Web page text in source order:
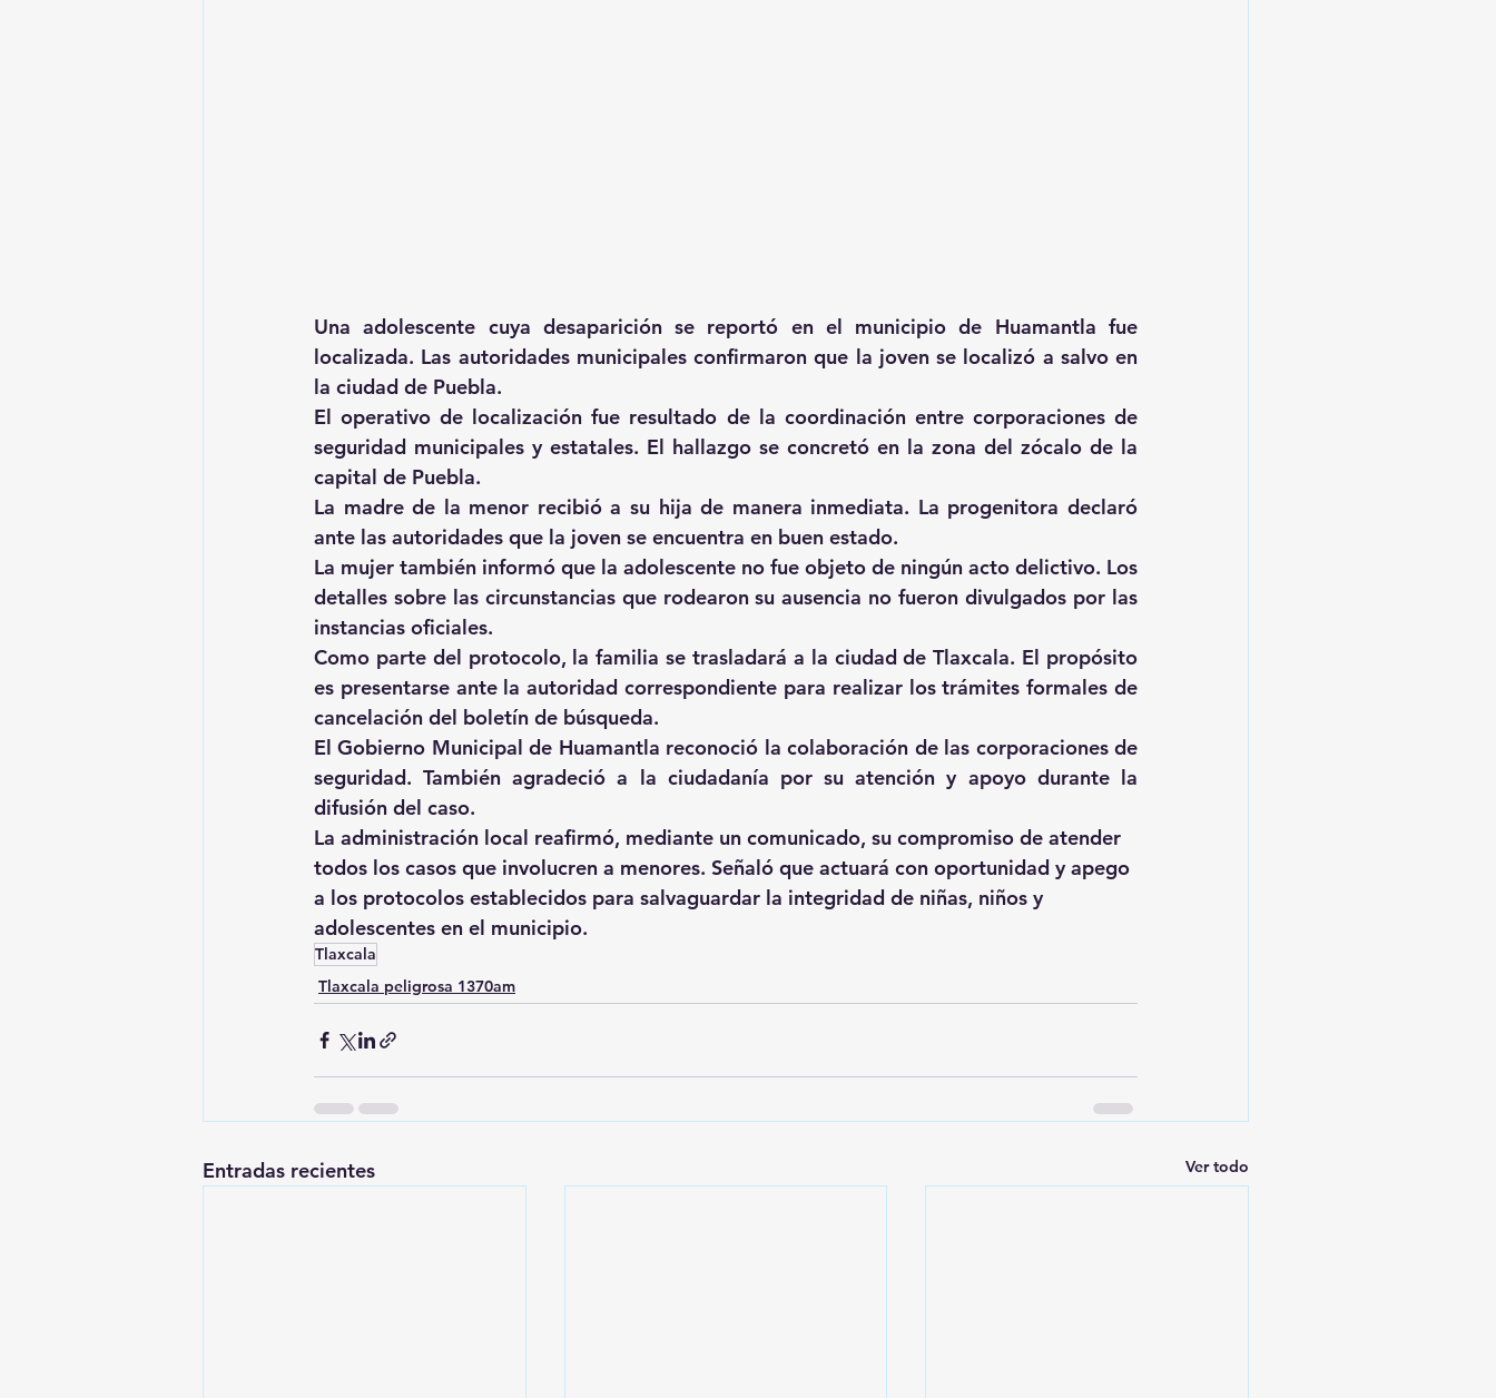
Una adolescente cuya desaparición se reportó en el municipio de Huamantla fue
localizada. Las autoridades municipales confirmaron que la joven se localizó a salvo en
la ciudad de Puebla.
El operativo de localización fue resultado de la coordinación entre corporaciones de
seguridad municipales y estatales. El hallazgo se concretó en la zona del zócalo de la
capital de Puebla.
La madre de la menor recibió a su hija de manera inmediata. La progenitora declaró
ante las autoridades que la joven se encuentra en buen estado.
La mujer también informó que la adolescente no fue objeto de ningún acto delictivo. Los
detalles sobre las circunstancias que rodearon su ausencia no fueron divulgados por las
instancias oficiales.
Como parte del protocolo, la familia se trasladará a la ciudad de Tlaxcala. El propósito
es presentarse ante la autoridad correspondiente para realizar los trámites formales de
cancelación del boletín de búsqueda.
El Gobierno Municipal de Huamantla reconoció la colaboración de las corporaciones de
seguridad. También agradeció a la ciudadanía por su atención y apoyo durante la
difusión del caso.
La administración local reafirmó, mediante un comunicado, su compromiso de atender
todos los casos que involucren a menores. Señaló que actuará con oportunidad y apego
a los protocolos establecidos para salvaguardar la integridad de niñas, niños y
adolescentes en el municipio.
Tlaxcala
Tlaxcala peligrosa 1370am
Entradas recientes Ver todo